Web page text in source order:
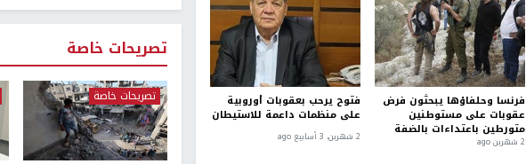
فرنسا وحلفاؤها يبحثون فرض
عقوبات على مستوطنين
متورطين باعتداءات بالضفة
2 شهرين ago
فتوح يرحب بعقوبات أوروبية
على منظمات داعمة للاستيطان
2 شهرين، 3 أسابيع ago
تصريحات خاصة
تصريحات خاصة